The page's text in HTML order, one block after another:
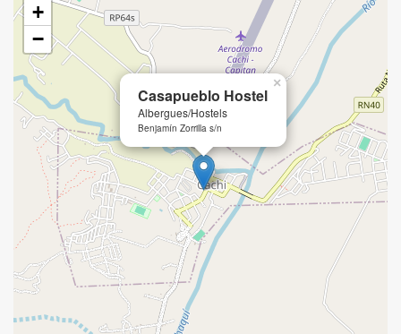
Casapueblo Hostel
Albergues/Hostels
Benjamín Zorrilla s/n
×
+
−